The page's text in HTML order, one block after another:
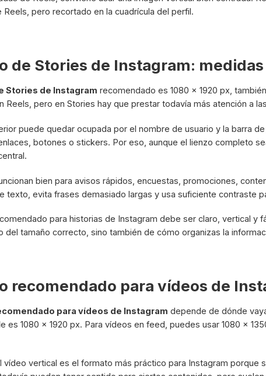
Reels, pero recortado en la cuadrícula del perfil.
de Stories de Instagram:
Stories de Instagram recomendado es 1080 x 1920 px,
Reels, pero en Stories hay que prestar todavía más atención a
puede quedar ocupada por el nombre de usuario y la barra
botones o stickers. Por eso, aunque el lienzo completo
bien para avisos rápidos, encuestas, promociones,
texto, evita frases demasiado largas y usa suficiente contraste
para historias de Instagram debe ser claro, vertical y
del tamaño correcto, sino también de cómo organizas la
recomendado para vídeos de
para vídeos de Instagram depende de dónde
es 1080 x 1920 px. Para vídeos en feed, puedes usar 1080 x
vídeo vertical es el formato más práctico para Instagram porque